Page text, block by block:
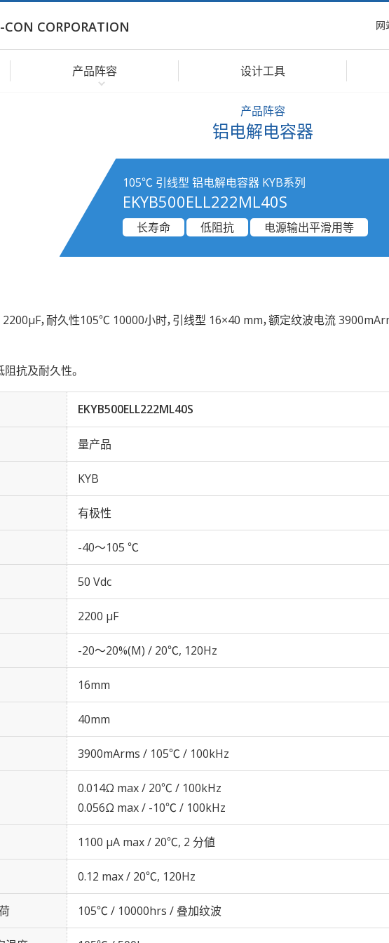
CORPORATION 网
产品阵容 设计工具
产品阵容
铝电解电容器
105℃ 引线型 铝电解电容器 KYB系列
EKYB500ELL222ML40S
长寿命
低阻抗 电源输出平滑用等
，耐久性105℃ 10000小时，引线型 16×40 mm，额定纹波电流
抗及耐久性。
EKYB500ELL222ML40S
量产品
KYB
有极性
-40～105 ℃
50 Vdc
2200 µF
-20～20%(M) / 20℃, 120Hz
16mm
40mm
3900mArms / 105℃ / 100kHz
0.014Ω max / 20℃ / 100kHz
0.056Ω max / -10℃ / 100kHz
1100 μA max / 20℃, 2 分値
0.12 max / 20℃, 120Hz
105℃ / 10000hrs / 叠加纹波